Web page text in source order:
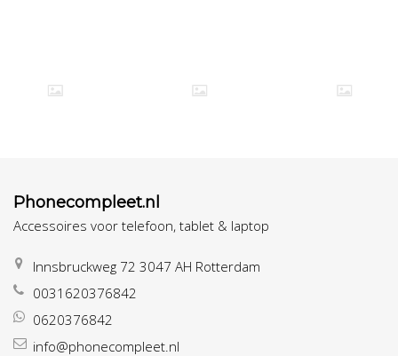
Phonecompleet.nl
Accessoires voor telefoon, tablet & laptop
Innsbruckweg 72 3047 AH Rotterdam
0031620376842
0620376842
info@phonecompleet.nl